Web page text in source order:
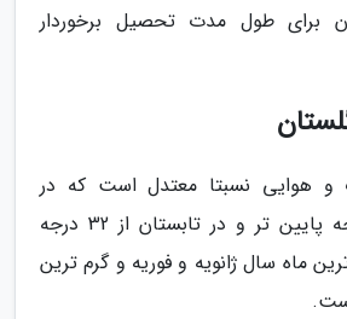
برای طول مدت تحصیل برخوردار
و هوایی نسبتا معتدل است که در
زمستان از صفر درجه پایین تر و در تابستان از 32 درجه
ماه سال ژانویه و فوریه و گرم ترین